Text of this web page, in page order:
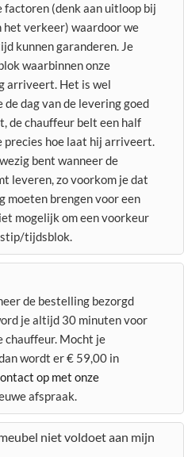
factoren (denk aan uitloop bij
verkeer) waardoor we
kunnen garanderen. Je
waarbinnen onze
arriveert. Het is wel
dag van de levering goed
de chauffeur belt een half
precies hoe laat hij arriveert.
bent wanneer de
leveren, zo voorkom je dat
moeten brengen voor een
mogelijk om een voorkeur
tijdsblok.
de bestelling bezorgd
je altijd 30 minuten voor
chauffeur. Mocht je
wordt er € 59,00 in
op met onze
afspraak.
niet voldoet aan mijn